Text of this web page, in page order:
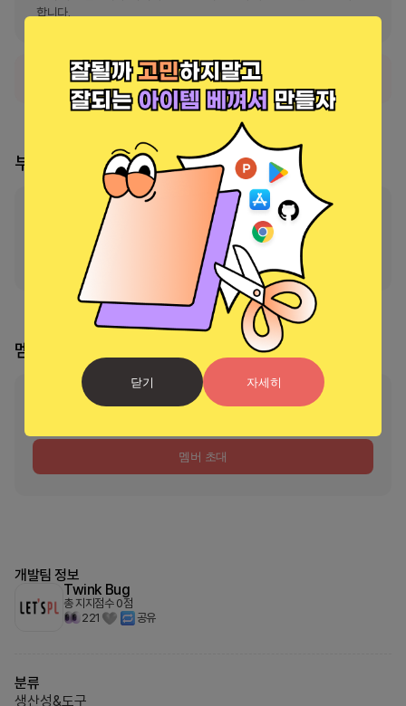
닫기 자세히
합니다.
서비스가 현재 일시적으로 사용 불가능한 상태입니다.
부스 리더
부스의 리더가 지정되지 않았습니다
리더 신청 및 소유권 이
멤버
멤버 초대
개발팀 정보
Twink Bug
총 지지점수 0점
221
공유
분류
생산성&도구